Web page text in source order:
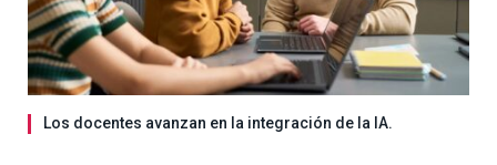
Los docentes avanzan en la integración de la IA.